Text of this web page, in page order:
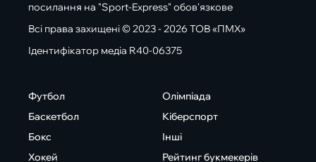
посилання на "Sport-Express" обов'язкове
Всі права захищені © 2023 - 2026 ТОВ «ПМХ»
Ідентифікатор медіа R40-06375
Футбол
Баскетбол
Бокс
Хокей
Олімпіада
Кіберспорт
Інші
Рейтинг букмекерів